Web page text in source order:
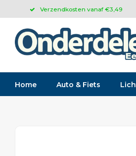
Verzendkosten vanaf €3,49
Home Auto & Fiets